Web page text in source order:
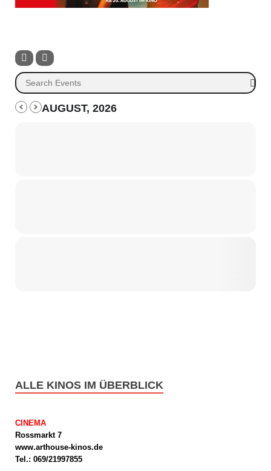
AUGUST, 2026
ALLE KINOS IM ÜBERBLICK
CINEMA
Rossmarkt 7
www.arthouse-kinos.de
Tel.: 069/21997855